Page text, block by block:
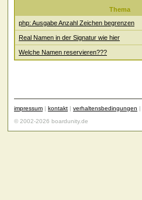
Thema
php: Ausgabe Anzahl Zeichen begrenzen
Real Namen in der Signatur wie hier
Welche Namen reservieren???
impressum | kontakt | verhaltensbedingungen |
© 2002-2026 boardunity.de